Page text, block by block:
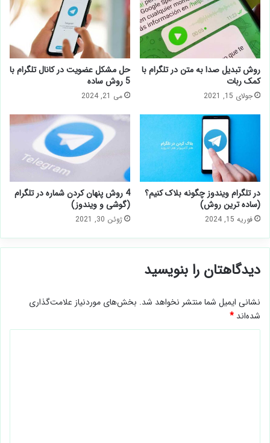
روش تبدیل صدا به متن در تلگرام با
کمک ربات
جولای 15, 2021
حل مشکل عضویت در کانال تلگرام با
5 روش ساده
می 21, 2024
در تلگرام ویندوز چگونه بلاک کنیم؟
(ساده ترین روش)
فوریه 15, 2024
4 روش پنهان کردن شماره در تلگرام
(گوشی و ویندوز)
ژوئن 30, 2021
دیدگاهتان را بنویسید
نشانی ایمیل شما منتشر نخواهد شد. بخش‌های موردنیاز علامت‌گذاری
شده‌اند *